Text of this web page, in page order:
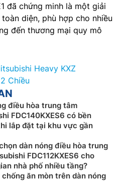
đã chứng minh là một giải
diện, phù hợp cho nhiều
đến thương mại quy mô
Heavy KXZ
Chiều
điều hòa trung tâm
FDC140KXES6 có bền
lắp đặt tại khu vực gần
dàn nóng điều hòa trung
FDC112KXES6 cho
nhà phố nhiều tầng?
chống ăn mòn trên dàn nóng